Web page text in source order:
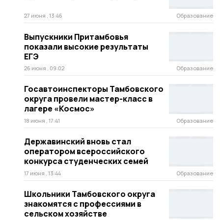
27 июня , 13:46 Образование
Выпускники Притамбовья
показали высокие результаты
ЕГЭ
26 июня , 09:02 Образование
Госавтоинспекторы Тамбовского
округа провели мастер-класс в
лагере «Космос»
18 июня , 17:41 Образование
Державинский вновь стал
оператором всероссийского
конкурса студенческих семей
17 июня , 13:44 Образование
Школьники Тамбовского округа
знакомятся с профессиями в
сельском хозяйстве